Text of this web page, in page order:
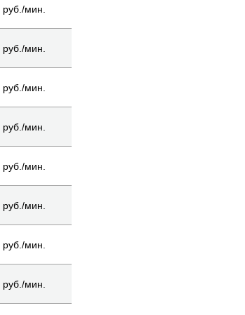
руб./мин.
руб./мин.
руб./мин.
руб./мин.
руб./мин.
руб./мин.
руб./мин.
руб./мин.